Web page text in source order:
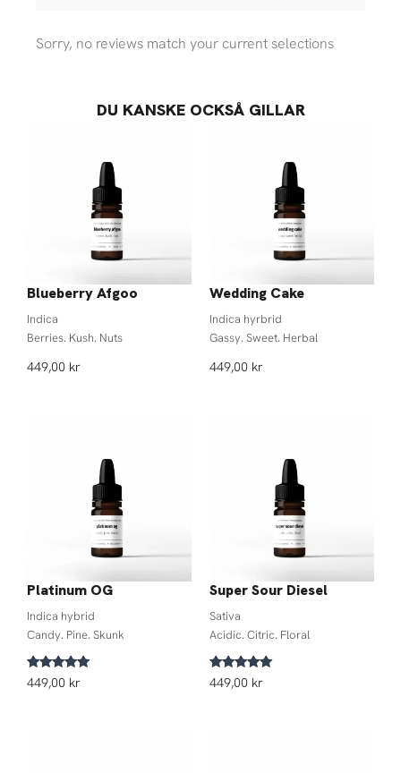
Sorry, no reviews match your current selections
DU KANSKE OCKSÅ GILLAR
Blueberry Afgoo
Indica
Berries. Kush. Nuts
449,00 kr
Wedding Cake
Indica hyrbrid
Gassy. Sweet. Herbal
449,00 kr
Platinum OG
Indica hybrid
Candy. Pine. Skunk
Betygsatt
5.00
449,00 kr
Super Sour Diesel
Sativa
Acidic. Citric. Floral
Betygsatt
5.00
449,00 kr